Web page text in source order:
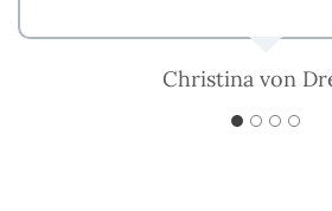
Christina von